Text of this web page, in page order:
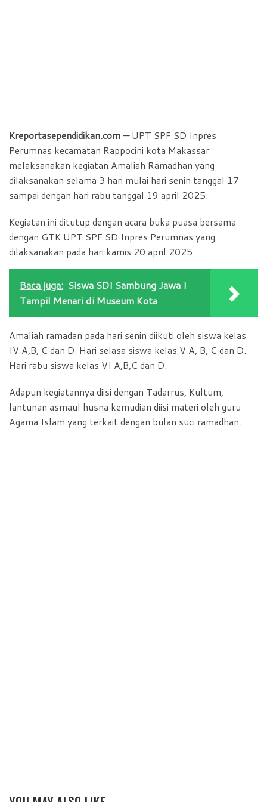
Kreportasependidikan.com —UPT SPF SD Inpres
Perumnas kecamatan Rappocini kota Makassar
melaksanakan kegiatan Amaliah Ramadhan yang
dilaksanakan selama 3 hari mulai hari senin tanggal 17
sampai dengan hari rabu tanggal 19 april 2025.
Kegiatan ini ditutup dengan acara buka puasa bersama
dengan GTK UPT SPF SD Inpres Perumnas yang
dilaksanakan pada hari kamis 20 april 2025.
Baca juga: Siswa SDI Sambung Jawa I
Tampil Menari di Museum Kota
Amaliah ramadan pada hari senin diikuti oleh siswa kelas
IV A,B, C dan D. Hari selasa siswa kelas V A, B, C dan D.
Hari rabu siswa kelas VI A,B,C dan D.
Adapun kegiatannya diisi dengan Tadarrus, Kultum,
lantunan asmaul husna kemudian diisi materi oleh guru
Agama Islam yang terkait dengan bulan suci ramadhan.